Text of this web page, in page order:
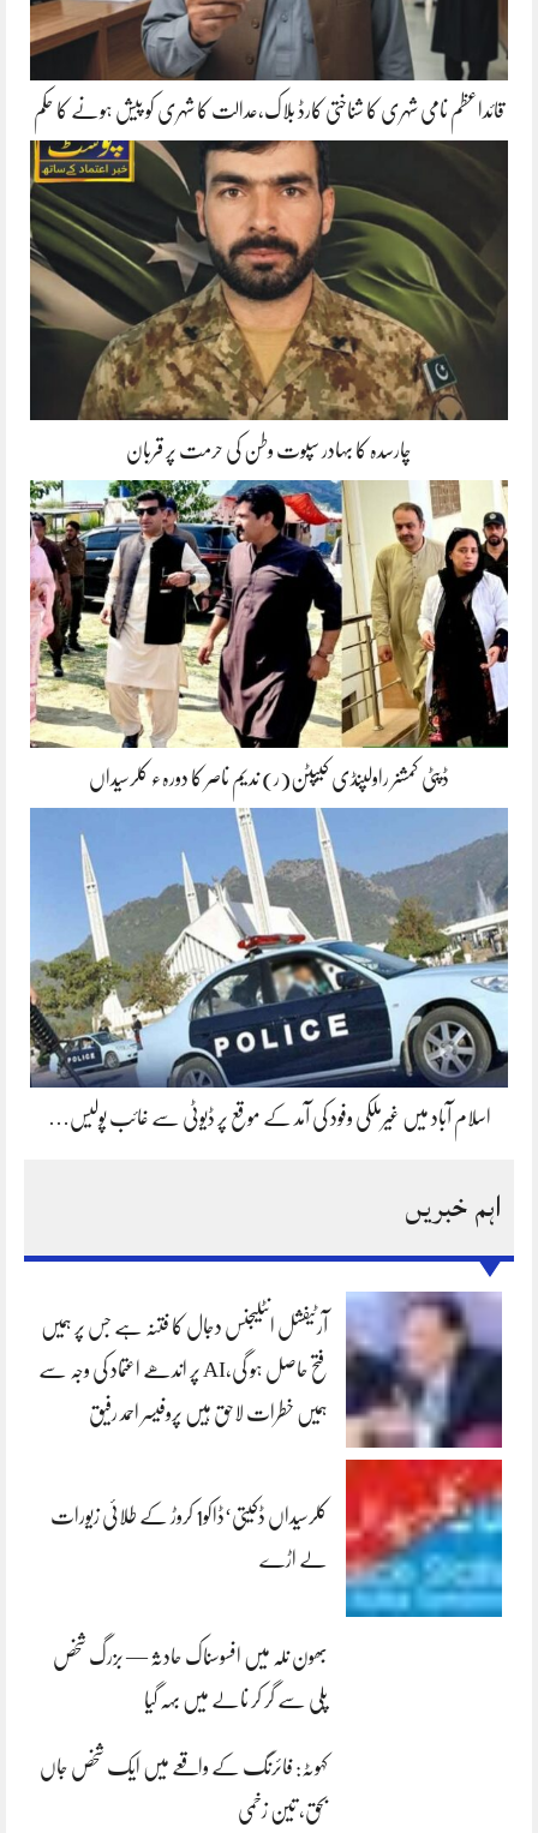
قائداعظم نامی شہری کا شناختی کارڈ بلاک،عدالت کا شہری کو پیش ہونے کا حکم
چارسدہ کا بہادر سپوت وطن کی حرمت پر قربان
ڈپٹی کمشنر راولپنڈی کیپٹن(ر) ندیم ناصر کا دورہء کلرسیداں
اسلام آباد میں غیرملکی وفود کی آمد کے موقع پر ڈیوٹی سے غائب پولیس…
اہم خبریں
آرٹیفشل انٹلیجنس دجال کا فتنہ ہے جس پر ہمیں
فتح حاصل ہو گی،AI پر اندھے اعتماد کی وجہ سے
ہمیں خطرات لاحق ہیں پروفیسر احمد رفیق
کلرسیداں ڈکیتی‘ڈاکو1 کروڑ کے طلائی زیورات
لے اڑے
بھون نلہ میں افسوسناک حادثہ — بزرگ شخص
پلی سے گر کر نالے میں بہہ گیا
کہوٹہ: فائرنگ کے واقعے میں ایک شخص جاں
بحق، تین زخمی